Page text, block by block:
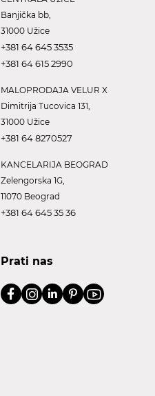
Banjička bb,
31000 Užice
+381 64 645 3535
+381 64 615 2990
MALOPRODAJA VELUR X
Dimitrija Tucovica 131,
31000 Užice
+381 64 8270527
KANCELARIJA BEOGRAD
Zelengorska 1G,
11070 Beograd
+381 64 645 35 36
Prati nas